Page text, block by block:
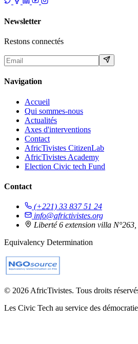
Newsletter
Restons connectés
Navigation
Accueil
Qui sommes-nous
Actualités
Axes d'interventions
Contact
AfricTivistes CitizenLab
AfricTivistes Academy
Election Civic tech Fund
Contact
(+221) 33 837 51 24
info@africtivistes.org
Liberté 6 extension villa
Equivalency Determination
© 2026 AfricTivistes. Tous droits
Les Civic Tech au service des